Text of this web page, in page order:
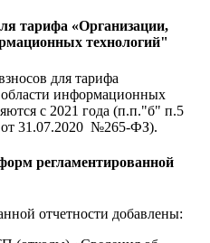
тарифа «Организации,
технологий"
для тарифа
информационных
с 2021 года (п.п."б" п.5
от 31.07.2020 №265-ФЗ).
регламентированной
отчетности добавлены: